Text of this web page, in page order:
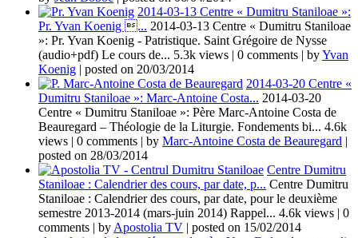
2014-03-13 Centre « Dumitru Staniloae »:
Pr. Yvan Koenig ... 2014-03-13 Centre « Dumitru Staniloae
»: Pr. Yvan Koenig - Patristique. Saint Grégoire de Nysse
(audio+pdf) Le cours de... 5.3k views | 0 comments | byYvan
Koenig | posted on 20/03/2014
2014-03-20 Centre «
Dumitru Staniloae »: Marc-Antoine Costa... 2014-03-20
Centre « Dumitru Staniloae »: Père Marc-Antoine Costa de
Beauregard – Théologie de la Liturgie. Fondements bi... 4.6k
views | 0 comments | by Marc-Antoine Costa de Beauregard |
posted on 28/03/2014
Centre Dumitru
Staniloae : Calendrier des cours, par date, p... Centre Dumitru
Staniloae : Calendrier des cours, par date, pour le deuxième
semestre 2013-2014 (mars-juin 2014) Rappel... 4.6k views | 0
comments | by Apostolia TV | posted on 15/02/2014